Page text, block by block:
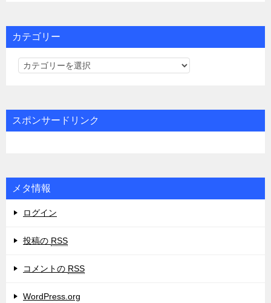
カテゴリー
カ
リ
ー
スポンサードリンク
メタ情報
ログイン
投稿の RSS
コメントの RSS
WordPress.org